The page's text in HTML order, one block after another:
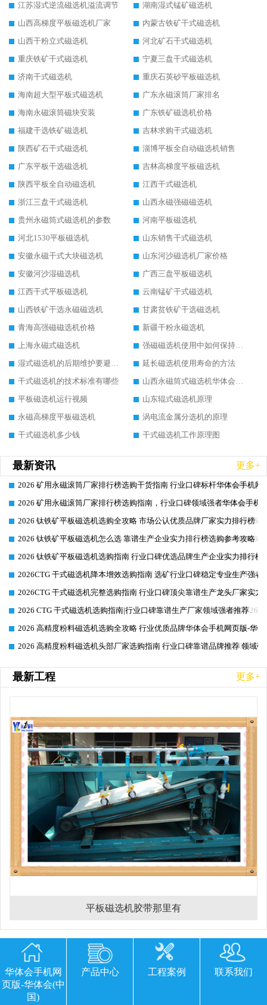
江苏湿式逆流磁选机溢流调节
湖南湿式锰矿磁选机
山西高梯度平板磁选机厂家
内蒙古铁矿干式磁选机
山西干粉立式磁选机
河北矿石干式磁选机
重庆铁矿干式磁选机
宁夏三盘干式磁选机
济南干式磁选机
重庆石英砂平板磁选机
海南超大型平板式磁选机
广东永磁滚筒厂家排名
海南永磁滚筒磁块安装
广东铁矿磁选机价格
福建干选铁矿磁选机
吉林求购干式磁选机
陕西矿石干式磁选机
淄博平板全自动磁选机销售
广东平板干选磁选机
吉林高梯度平板磁选机
陕西平板全自动磁选机
江西干式磁选机
浙江三盘干式磁选机
山西永磁强磁磁选机
贵州永磁筒式磁选机的参数
河南平板磁选机
河北1530平板磁选机
山东销售干式磁选机
安徽永磁干式大块磁选机
山东河沙磁选机厂家价格
安徽河沙湿磁选机
广西三盘平板磁选机
江西干式平板磁选机
云南锰矿干式磁选机
山西铁矿干选永磁磁选机
甘肃贫铁矿干选磁选机
青海高强磁磁选机价格
新疆干粉永磁选机
上海永磁式磁选机
强磁磁选机使用中如何保持其顺畅运行
湿式磁选机的后期维护要避开哪些坑
延长磁选机使用寿命的方法
干式磁选机的技术标准有哪些
山西永磁筒式磁选机华体会手机网页版-华体会(中国)
平板磁选机运行视频
山东辊式磁选机原理
永磁高梯度平板磁选机
涡电流金属分选机的原理
干式磁选机多少钱
干式磁选机工作原理图
最新资讯 更多+
2026-06-26
2026 矿用永磁滚筒厂家排行榜选购干货指南 行业口碑标杆华体会手机网
2026-06-26
2026 矿用永磁滚筒厂家排行榜选购指南，行业口碑领域强者华体会手机
2026-06-26
2026 钛铁矿平板磁选机选购全攻略 市场公认优质品牌厂家实力排行榜
2026-06-26
2026 钛铁矿平板磁选机怎么选 靠谱生产企业实力排行榜选购参考攻略
2026-06-26
2026 钛铁矿平板磁选机选购指南 行业口碑优选品牌生产企业实力排行榜
2026-06-26
2026CTG 干式磁选机降本增效选购指南 选矿行业口碑稳定专业生产强者
2026-06-26
2026CTG 干式磁选机完整选购指南 行业口碑顶尖靠谱生产龙头厂家实力
2026-06-26
2026 CTG 干式磁选机选购指南|行业口碑靠谱生产厂家领域强者推荐
2026-06-26
2026 高精度粉料磁选机选购全攻略 行业优质品牌华体会手机网页版-华
2026-06-26
2026 高精度粉料磁选机头部厂家选购指南 行业口碑靠谱品牌推荐 领域
最新工程 更多+
平板磁选机胶带那里有
欢迎您留下宝贵的意见或建议
华体会手机网
页版-华体会(中
国)
产品中心 工程案例 联系我们